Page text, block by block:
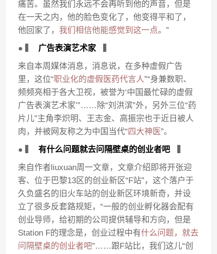
痛苦。虽然我们永远不会再听到他的声音，但是
在一天之内，他的脸色变化了，他变得平和了，
他回家了，我们相信他能感觉到这一点。”
● ▍ 广告表演艺术家
来自本周媒体消息，消息说，在多种虚假广告
里，这位“职业化的虚假医药代言人”“身兼数职、
频频亮相于各大卫视，被誉为‘中国最忙碌的虚假
广告表演艺术家’”……除“刘洪滨”外，另外三位“药
片儿”主角李炽明、王志金、高振宗也于近日被人
肉，并被网友称之为中国当代“四大神医”。
● ▍有什么问题就去问隔壁桌的创业者吧
来自作者liuxuan周一文章，文章介绍即将开张迎
客、位于巴黎13区的创业新区“F站”，这个落户于
久负盛名的旧火车站的创业新区环境新奇，并设
立了很多反套路规矩，“一般的创业孵化器会配有
创业导师，给初期的公司提供辅导和方向，但是
Station F的理念是，创业过程中有什么问题，就去
问隔壁桌的创业者吧”……跟F站比，我们这儿“创